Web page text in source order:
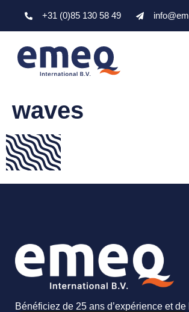
+31 (0)85 130 58 49
waves
Bénéficiez de 25 ans d’expérience et